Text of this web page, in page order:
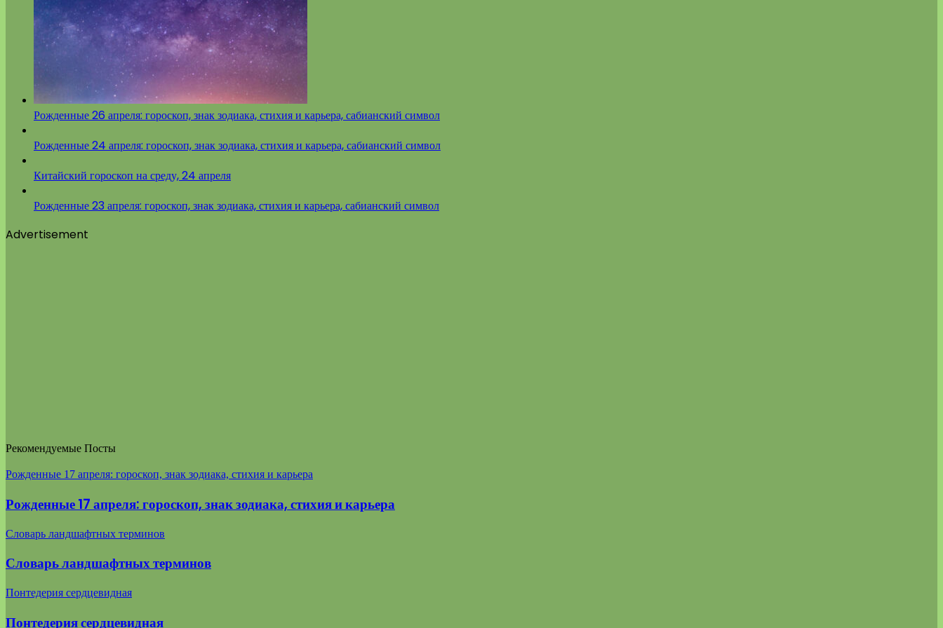
Рожденные 26 апреля: гороскоп, знак зодиака, стихия и карьера, сабианский символ
Рожденные 24 апреля: гороскоп, знак зодиака, стихия и карьера, сабианский символ
Китайский гороскоп на среду, 24 апреля
Рожденные 23 апреля: гороскоп, знак зодиака, стихия и карьера, сабианский символ
Advertisement
Рекомендуемые Посты
Рожденные 17 апреля: гороскоп, знак зодиака, стихия и карьера
Рожденные 17 апреля: гороскоп, знак зодиака, стихия и карьера
Словарь ландшафтных терминов
Словарь ландшафтных терминов
Понтедерия сердцевидная
Понтедерия сердцевидная